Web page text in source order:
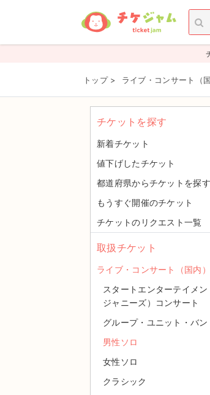
トップ > ライブ・コンサート（国
チケットを探す
新着チケット
値下げしたチケット
都道府県からチケットを探す
もうすぐ開催のチケット
チケットのリクエスト一覧
取扱チケット
ライブ・コンサート（国内）
スタートエンターテイメン
ジャニーズ）コンサート
グループ・ユニット・バン
男性ソロ
女性ソロ
クラシック